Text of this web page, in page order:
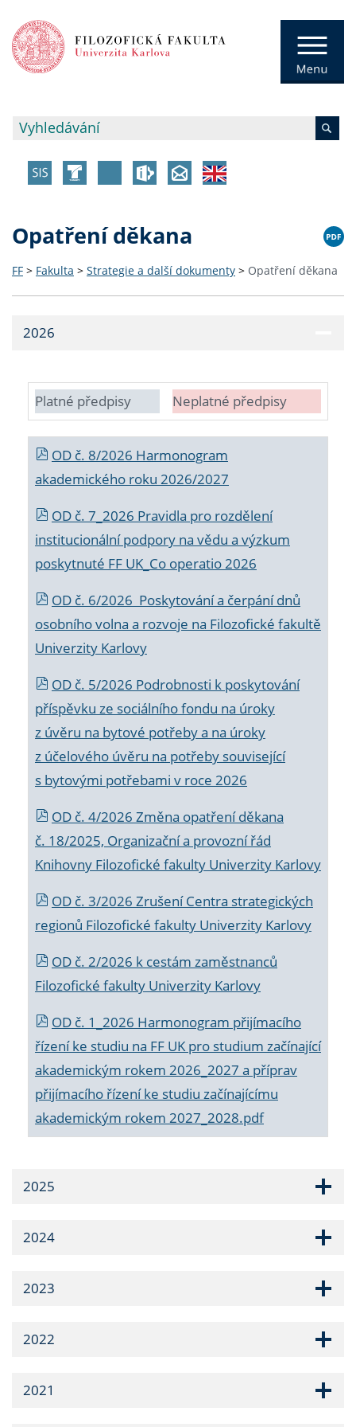
Opatření děkana
FF > Fakulta > Strategie a další dokumenty > Opatření děkana
2026
Platné předpisy Neplatné předpisy
OD č. 8/2026 Harmonogram
akademického roku 2026/2027
OD č. 7_2026 Pravidla pro rozdělení
institucionální podpory na vědu a výzkum
poskytnuté FF UK_Co operatio 2026
OD č. 6/2026 Poskytování a čerpání dnů
osobního volna a rozvoje na Filozofické fakultě
Univerzity Karlovy
OD č. 5/2026 Podrobnosti k poskytování
příspěvku ze sociálního fondu na úroky
z úvěru na bytové potřeby a na úroky
z účelového úvěru na potřeby související
s bytovými potřebami v roce 2026
OD č. 4/2026 Změna opatření děkana
č. 18/2025, Organizační a provozní řád
Knihovny Filozofické fakulty Univerzity Karlovy
OD č. 3/2026 Zrušení Centra strategických
regionů Filozofické fakulty Univerzity Karlovy
OD č. 2/2026 k cestám zaměstnanců
Filozofické fakulty Univerzity Karlovy
OD č. 1_2026 Harmonogram přijímacího
řízení ke studiu na FF UK pro studium začínající
akademickým rokem 2026_2027 a příprav
přijímacího řízení ke studiu začínajícímu
akademickým rokem 2027_2028.pdf
2025
2024
2023
2022
2021